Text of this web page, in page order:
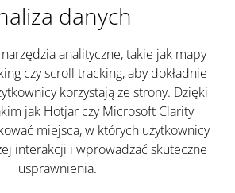
danych
analityczne, takie jak mapy
czy scroll tracking, aby dokładnie
korzystają ze strony. Dzięki
jak Hotjar czy Microsoft Clarity
miejsca, w których użytkownicy
interakcji i wprowadzać skuteczne
usprawnienia.